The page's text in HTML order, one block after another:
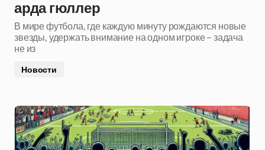
арда гюллер
В мире футбола, где каждую минуту рождаются новые
звезды, удержать внимание на одном игроке – задача
не из
Новости